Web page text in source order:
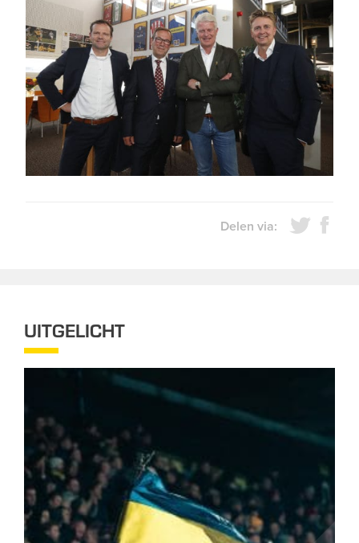
Delen via:
UITGELICHT